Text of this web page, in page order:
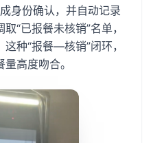
身份确认，并自动记录
“已报餐未核销”名单，
种“报餐—核销”闭环，
高度吻合。